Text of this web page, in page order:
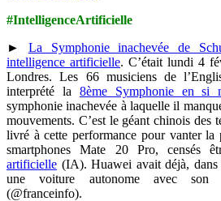
#IntelligenceArtificielle
► La Symphonie inachevée de
intelligence artificielle. C’était lundi 4
Londres. Les 66 musiciens de
interprété la 8ème Symphonie en si
symphonie inachevée à laquelle il
mouvements. C’est le géant chinois des
livré à cette performance pour vanter la
smartphones Mate 20 Pro, censés
artificielle (IA). Huawei avait déjà,
une voiture autonome avec son
(@franceinfo).